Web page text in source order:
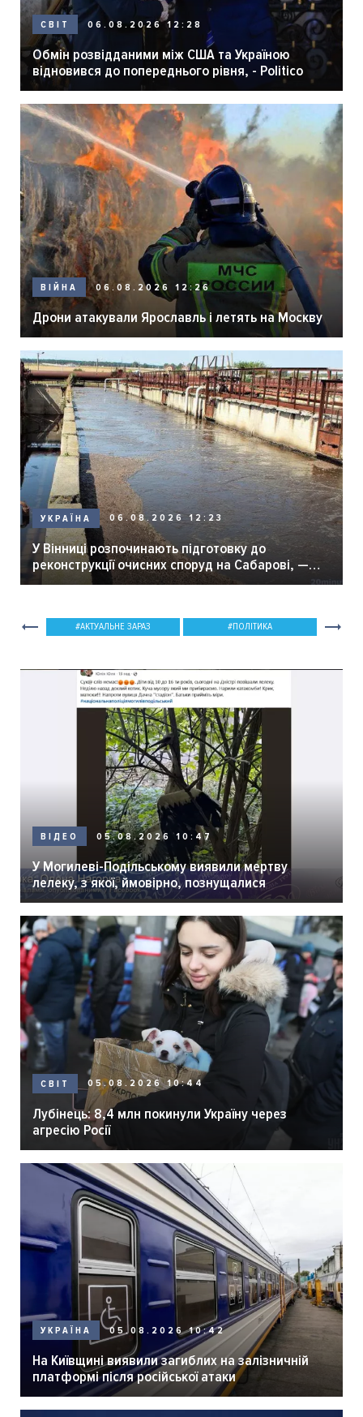
СВІТ 06.08.2026 12:28
Обмін розвідданими між США та Україною
відновився до попереднього рівня, - Politico
ВІЙНА 06.08.2026 12:26
Дрони атакували Ярославль і летять на Москву
УКРАЇНА 06.08.2026 12:23
У Вінниці розпочинають підготовку до
реконструкції очисних споруд на Сабарові, —
мер Вінниці.
АКТУАЛЬНЕ ЗАРАЗ ПОЛІТИКА
ВІДЕО 05.08.2026 10:47
У Могилеві-Подільському виявили мертву
лелеку, з якої, ймовірно, познущалися
СВІТ 05.08.2026 10:44
Лубінець: 8,4 млн покинули Україну через
агресію Росії
УКРАЇНА 05.08.2026 10:42
На Київщині виявили загиблих на залізничній
платформі після російської атаки